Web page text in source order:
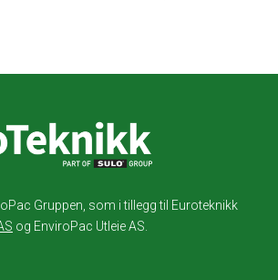
Gruppen, som i tillegg til Euroteknikk
og EnviroPac Utleie AS.